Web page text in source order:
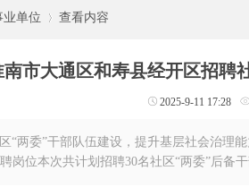
名师团队 学员风采
业单位 查看内容
南市大通区和寿县经开区招聘
2025-9-11 17:28
“两委”干部队伍建设，提升基层社会治理
岗位本次共计划招聘30名社区“两委”后备